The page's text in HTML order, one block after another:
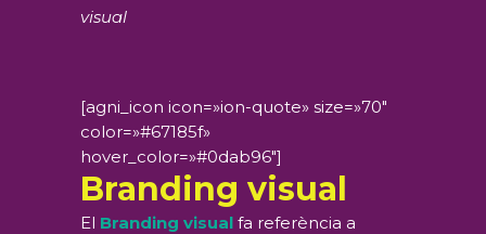
visual
[agni_icon icon=»ion-quote» size=»70″
color=»#67185f»
hover_color=»#0dab96″]
Branding visual
El Branding visual fa referència a